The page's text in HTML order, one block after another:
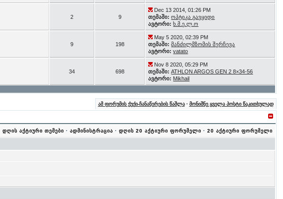
2 9
Dec 13 2014, 01:26 PM
თემაში: ოპტიკა გავყიდი
ავტორი: ხ.მ.ე.ლ.ო
9 198
May 5 2020, 02:39 PM
თემაში: მანძილმზომის შერჩევა
ავტორი: vatato
34 698
Nov 8 2020, 05:29 PM
თემაში: ATHLON ARGOS GEN 2 8×34-56
ავტორი: Mikhail
ამ ფორუმის ქუქი-ჩანაწერების წაშლა· მონიშნე ყველა პოსტი წაკითხულად
დღის აქტიური თემები ·ადმინისტრაცია ·დღის 20 აქტიური ფორუმელი ·20 აქტიური ფორუმელი